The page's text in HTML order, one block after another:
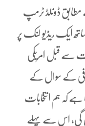
ڈونلڈ ٹرمپ
ایک ریڈیو لنک پر
سے قبل امریکی
کے سوال کے
کہ ہم انتخابات
گی، اس سے پہلے